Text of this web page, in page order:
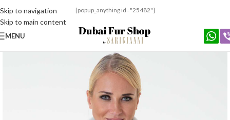
Skip to navigation
Skip to main content
[popup_anything id="25482"]
MENU